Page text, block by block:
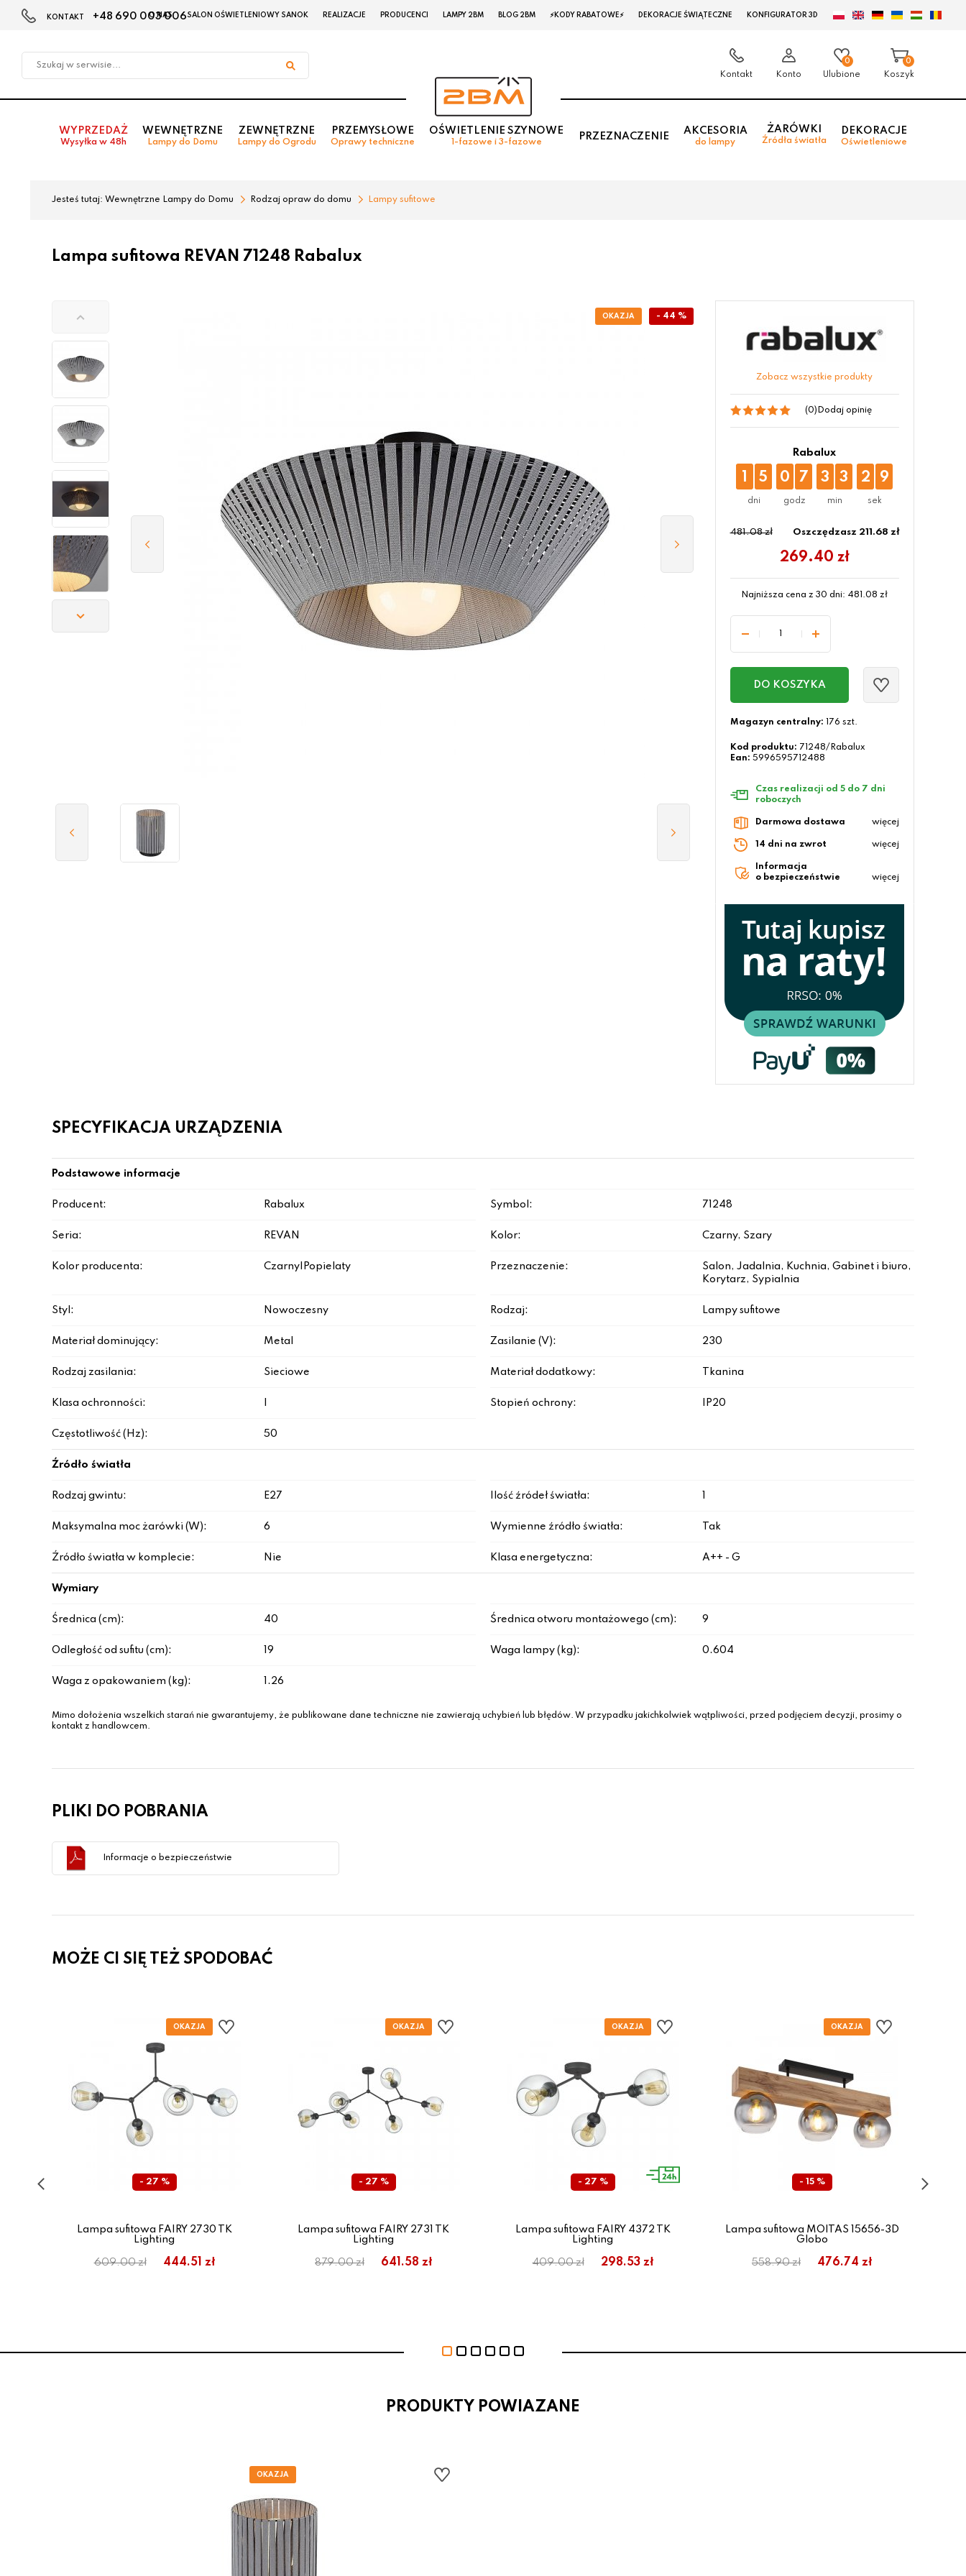
w
KONTAKT +48 690 003 006
O NAS SALON OŚWIETLENIOWY SANOK REALIZACJE PRODUCENCI LAMPY 2BM BLOG 2BM ⚡KODY RABATOWE⚡ DEKORACJE ŚWIĄTECZNE KONFIGURATOR 3D
Kontakt Konto
0
Ulubione
0
Koszyk
WYPRZEDAŻ
Wysyłka w 48h
WEWNĘTRZNE
Lampy do Domu
ZEWNĘTRZNE
Lampy do Ogrodu
PRZEMYSŁOWE
Oprawy techniczne
OŚWIETLENIE SZYNOWE
1-fazowe i 3-fazowe
PRZEZNACZENIE
AKCESORIA
do lampy
ŻARÓWKI
Źródła światła
DEKORACJE
Oświetleniowe
Jesteś tutaj: Wewnętrzne Lampy do Domu Rodzaj opraw do domu Lampy sufitowe
Lampa sufitowa REVAN 71248 Rabalux
- 44 %
Zobacz wszystkie produkty
(0) Dodaj opinię
Rabalux
1 5 0 7 3 3 2 8
481.08 zł Oszczędzasz 211.68 zł
269.40 zł
Najniższa cena z 30 dni: 481.08 zł
DO KOSZYKA
Magazyn centralny: 176 szt.
Kod produktu: 71248/Rabalux
Ean: 5996595712488
Czas realizacji od 5 do 7 dni
roboczych
Darmowa dostawa więcej
14 dni na zwrot więcej
Informacja
o bezpieczeństwie
więcej
SPECYFIKACJA URZĄDZENIA
Podstawowe informacje
Producent: Rabalux Symbol: 71248
Seria: REVAN Kolor: Czarny, Szary
Kolor producenta: Czarny|Popielaty Przeznaczenie:
Salon, Jadalnia, Kuchnia, Gabinet i biuro,
Korytarz, Sypialnia
Styl: Nowoczesny Rodzaj: Lampy sufitowe
Materiał dominujący: Metal Zasilanie (V): 230
Rodzaj zasilania: Sieciowe Materiał dodatkowy: Tkanina
Klasa ochronności: Stopień ochrony: IP20
Częstotliwość (Hz): 50
Źródło światła
Rodzaj gwintu: E27 Ilość źródeł światła:
Maksymalna moc żarówki (W): 6 Wymienne źródło światła: Tak
Źródło światła w komplecie: Nie Klasa energetyczna: A++ - G
Wymiary
Średnica (cm): 40 Średnica otworu montażowego (cm): 9
Odległość od sufitu (cm): 19 Waga lampy (kg): 0.604
Waga z opakowaniem (kg): 1.26
Mimo dołożenia wszelkich starań nie gwarantujemy, że publikowane dane techniczne nie zawierają uchybień lub błędów. W przypadku jakichkolwiek wątpliwości, przed podjęciem decyzji, prosimy o
kontakt z handlowcem.
PLIKI DO POBRANIA
Informacje o bezpieczeństwie
MOŻE CI SIĘ TEŻ SPODOBAĆ
- 27 %
Lampa sufitowa FAIRY 2730 TK
Lighting
609.00 zł 444.51 zł
- 27 %
Lampa sufitowa FAIRY 2731 TK
Lighting
879.00 zł 641.58 zł
- 27 %
Lampa sufitowa FAIRY 4372 TK
Lighting
409.00 zł 298.53 zł
- 15 %
Lampa sufitowa MOITAS 15656-3D
Globo
558.90 zł 476.74 zł
PRODUKTY POWIAZANE